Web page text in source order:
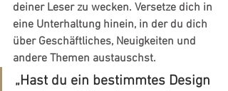
deiner Leser zu wecken. Versetze dich in
eine Unterhaltung hinein, in der du dich
über Geschäftliches, Neuigkeiten und
andere Themen austauschst.
„Hast du ein bestimmtes Design